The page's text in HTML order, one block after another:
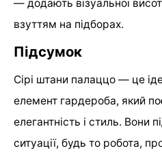
— додають візуальної
взуттям на підборах.
Підсумок
Сірі штани палаццо — це
елемент гардероба, який
елегантність і стиль. Вони
ситуації, будь то робота,